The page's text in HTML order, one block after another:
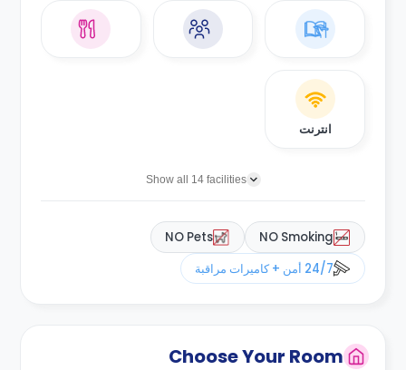
انترنت
Show all 14 facilities
NO Smoking
NO Pets
24/7 أمن + كاميرات مراقبة
Choose Your Room